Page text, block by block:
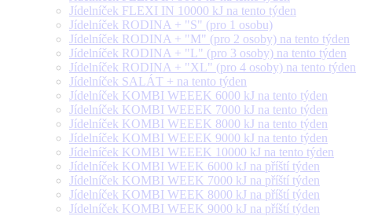
Jídelníček FLEXI IN 10000 kJ na tento týden
Jídelníček RODINA + "S" (pro 1 osobu)
Jídelníček RODINA + "M" (pro 2 osoby) na tento týden
Jídelníček RODINA + "L" (pro 3 osoby) na tento týden
Jídelníček RODINA + "XL" (pro 4 osoby) na tento týden
Jídelníček SALÁT + na tento týden
Jídelníček KOMBI WEEEK 6000 kJ na tento týden
Jídelníček KOMBI WEEEK 7000 kJ na tento týden
Jídelníček KOMBI WEEEK 8000 kJ na tento týden
Jídelníček KOMBI WEEEK 9000 kJ na tento týden
Jídelníček KOMBI WEEEK 10000 kJ na tento týden
Jídelníček KOMBI WEEK 6000 kJ na příští týden
Jídelníček KOMBI WEEK 7000 kJ na příští týden
Jídelníček KOMBI WEEK 8000 kJ na příští týden
Jídelníček KOMBI WEEK 9000 kJ na příští týden